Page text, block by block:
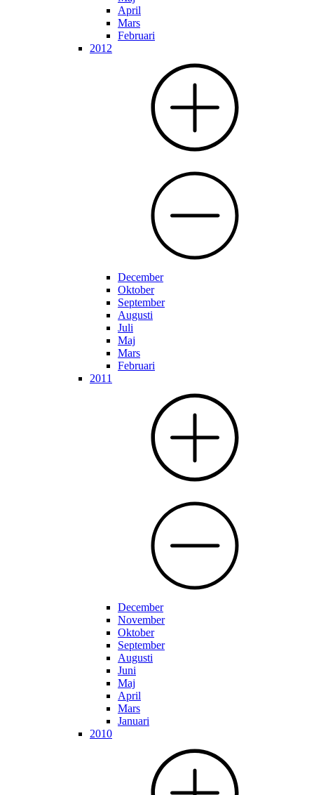
April
Mars
Februari
2012
December
Oktober
September
Augusti
Juli
Maj
Mars
Februari
2011
December
November
Oktober
September
Augusti
Juni
Maj
April
Mars
Januari
2010